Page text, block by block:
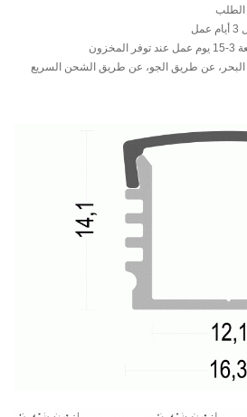
عن طريق الجو، عن طريق الشحن السريع